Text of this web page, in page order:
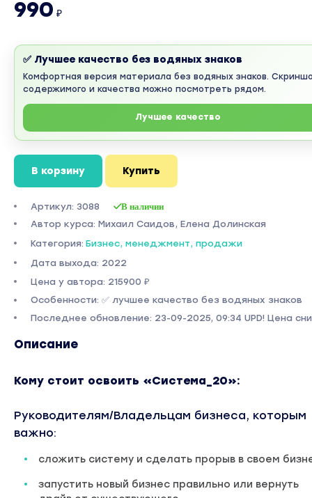
990 ₽
✅ Лучшее качество без водяных знаков
Комфортная версия материала без водяных знаков.
содержимого и качества можно посмотреть рядом.
Лучшее качество
В корзину Купить
Артикул: 3088 В наличии
Автор курса: Михаил Саидов, Елена Долинская
Категория: Бизнес, менеджмент, продажи
Дата выхода: 2022
Цена у автора: 215900 ₽
Особенности: ✅ лучшее качество без водяных знаков
Последнее обновление: 23-09-2025, 09:34 UPD! Цена
Описание
Кому стоит освоить «Система_20»:
Руководителям/Владельцам бизнеса, которым
важно:
сложить систему и сделать прорыв в своем
запустить новый бизнес правильно или вернуть